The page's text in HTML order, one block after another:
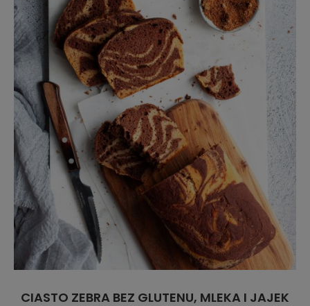
CIASTO ZEBRA BEZ GLUTENU, MLEKA I JAJEK